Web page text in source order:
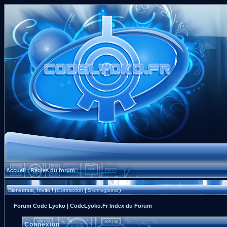
Accueil|Règles du forum
Bienvenue, Invité ! (Connexion|S'enregistrer)
Forum Code Lyoko | CodeLyoko.Fr Index du Forum
Connexion